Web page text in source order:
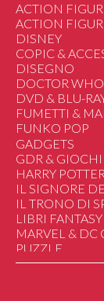
ACTION
ACTION
DISNEY
COPIC &
DISEGNO
DOCTOR WHO
DVD & BLU-
FUMETTI &
FUNKO POP
Altri
Dc/Marvel/
Disney
Manga/Anime/
Il Trono di Spade
Harry Potter
Lo Hobbit & Il
Film/Serie Tv/
Sport
GADGETS
GDR &
HARRY POTTER
IL SIGNORE
IL TRONO DI
LIBRI FANTASY
MARVEL & DC
PUZZLE
SAILOR MOON